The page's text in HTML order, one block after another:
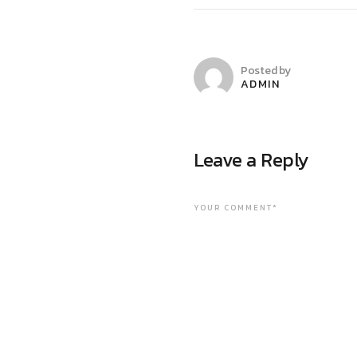
Posted by
ADMIN
Leave a Reply
YOUR COMMENT*